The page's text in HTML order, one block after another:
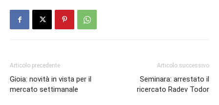
Articolo precedente
Gioia: novità in vista per il
mercato settimanale
Articolo successivo
Seminara: arrestato il
ricercato Radev Todor